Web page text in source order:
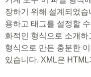
장하기 위해 설계되었
용하고 태그를 설정할
화적인 형식으로 소개
형식으로 만든 충분한
있습니다. XML은